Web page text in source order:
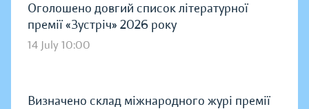
Оголошено довгий список літературної
премії «Зустріч» 2026 року
14 July 10:00
Визначено склад міжнародного журі премії